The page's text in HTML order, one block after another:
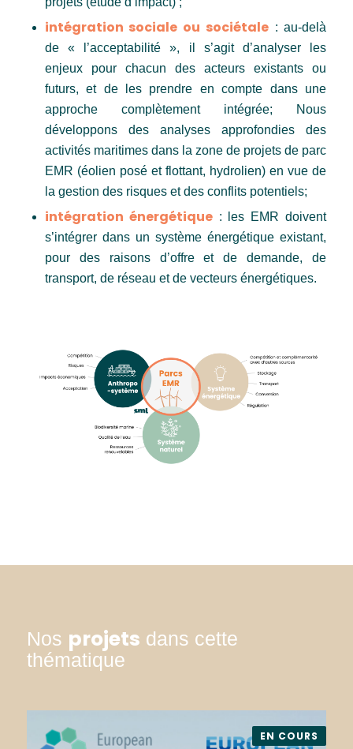
intégration sociale ou sociétale: au-delà
de « l’acceptabilité », il s’agit d’analyser les
enjeux pour chacun des acteurs existants ou
futurs, et de les prendre en compte dans une
approche complètement intégrée; Nous
développons des analyses approfondies des
activités maritimes dans la zone de projets de parc
EMR (éolien posé et flottant, hydrolien) en vue de
la gestion des risques et des conflits potentiels;
intégration énergétique: les EMR doivent
s’intégrer dans un système énergétique existant,
pour des raisons d’offre et de demande, de
transport, de réseau et de vecteurs énergétiques.
Nos projets dans cette
thématique
EN COURS